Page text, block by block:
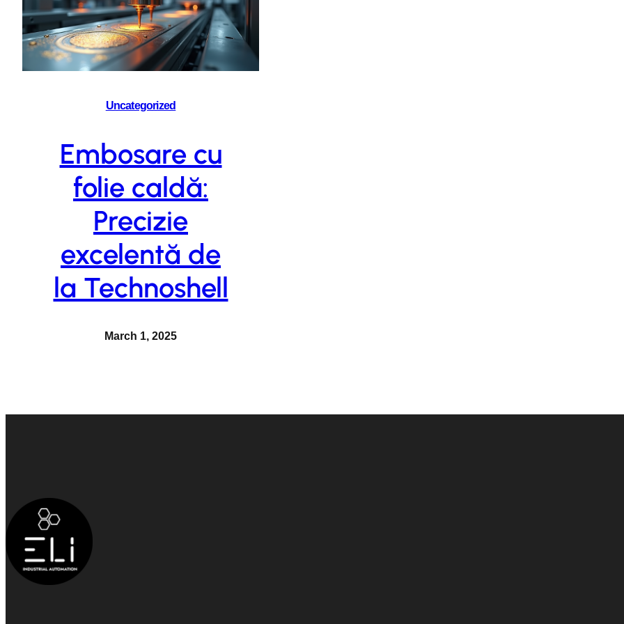
Uncategorized
Embosare cu
folie caldă:
Precizie
excelentă de
la Technoshell
March 1, 2025